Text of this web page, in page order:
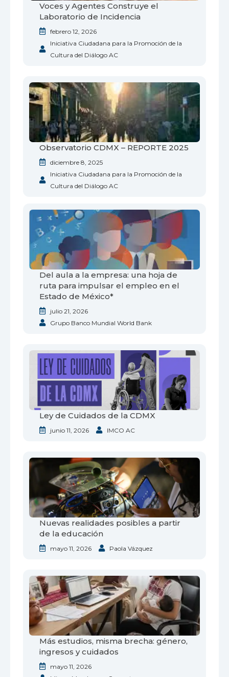
Voces y Agentes Construye el
Laboratorio de Incidencia
febrero 12, 2026
Iniciativa Ciudadana para la Promoción de la
Cultura del Diálogo AC
Observatorio CDMX – REPORTE 2025
diciembre 8, 2025
Iniciativa Ciudadana para la Promoción de la
Cultura del Diálogo AC
Del aula a la empresa: una hoja de
ruta para impulsar el empleo en el
Estado de México*
julio 21, 2026
Grupo Banco Mundial World Bank
Ley de Cuidados de la CDMX
junio 11, 2026 IMCO AC
Nuevas realidades posibles a partir
de la educación
mayo 11, 2026 Paola Vázquez
Más estudios, misma brecha: género,
ingresos y cuidados
mayo 11, 2026